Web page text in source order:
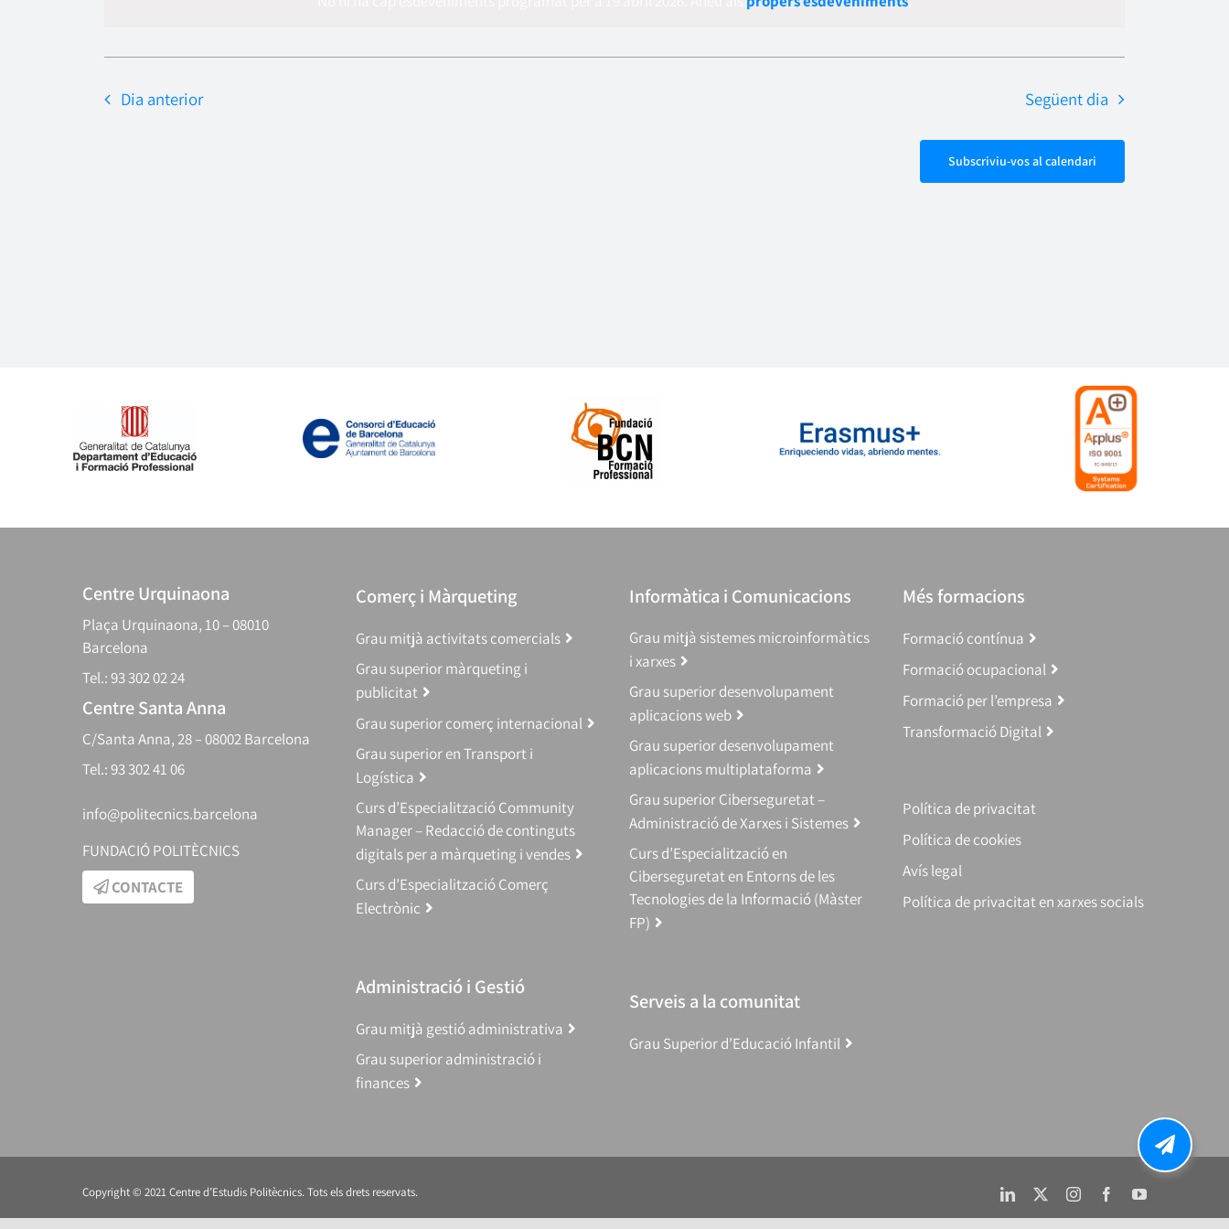
Dia anterior Següent dia
Subscriviu-vos al calendari
Centre Urquinaona
Plaça Urquinaona, 10 – 08010
Barcelona
Tel.: 93 302 02 24
Centre Santa Anna
C/Santa Anna, 28 – 08002 Barcelona
Tel.: 93 302 41 06
info@politecnics.barcelona
FUNDACIÓ POLITÈCNICS
CONTACTE
Comerç i Màrqueting
Grau mitjà activitats comercials
Grau superior màrqueting i
publicitat
Grau superior comerç internacional
Grau superior en Transport i
Logística
Curs d’Especialització Community
Manager – Redacció de continguts
digitals per a màrqueting i vendes
Curs d’Especialització Comerç
Electrònic
Administració i Gestió
Grau mitjà gestió administrativa
Grau superior administració i
finances
Informàtica i Comunicacions
Grau mitjà sistemes microinformàtics
i xarxes
Grau superior desenvolupament
aplicacions web
Grau superior desenvolupament
aplicacions multiplataforma
Grau superior Ciberseguretat –
Administració de Xarxes i Sistemes
Curs d’Especialització en
Ciberseguretat en Entorns de les
Tecnologies de la Informació (Màster
FP)
Serveis a la comunitat
Grau Superior d’Educació Infantil
Més formacions
Formació contínua
Formació ocupacional
Formació per l’empresa
Transformació Digital
Política de privacitat
Política de cookies
Avís legal
Política de privacitat en xarxes socials
Copyright © 2021 Centre d’Estudis Politècnics. Tots els drets reservats. LinkedIn InstagramFacebookYouTube